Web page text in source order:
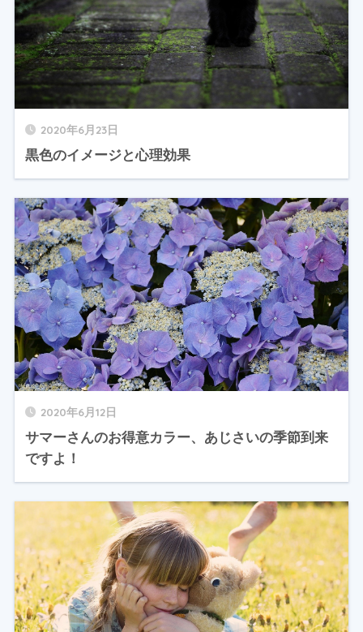
2020年6月23日
黒色のイメージと心理効果
2020年6月12日
サマーさんのお得意カラー、あじさいの季節到来
ですよ！